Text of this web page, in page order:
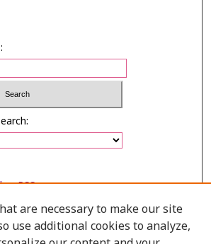
orRSS
are necessary to make our site
use additional cookies to analyze,